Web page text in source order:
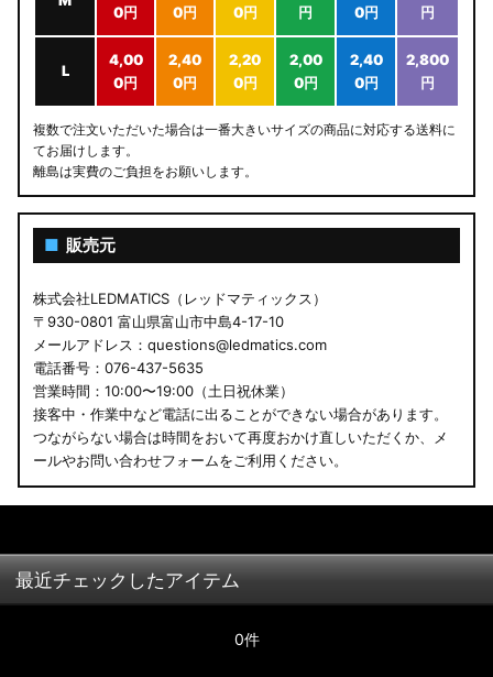
0円
0円
0円
円
0円
円
L
4,00
0円
2,40
0円
2,20
0円
2,00
0円
2,40
0円
2,800
円
複数で注文いただいた場合は一番大きいサイズの商品に対応する送料に
てお届けします。
離島は実費のご負担をお願いします。
■ 販売元
株式会社LEDMATICS（レッドマティックス）
〒930-0801 富山県富山市中島4-17-10
メールアドレス：questions@ledmatics.com
電話番号：076-437-5635
営業時間：10:00〜19:00（土日祝休業）
接客中・作業中など電話に出ることができない場合があります。
つながらない場合は時間をおいて再度おかけ直しいただくか、メ
ールやお問い合わせフォームをご利用ください。
最近チェックしたアイテム
0件